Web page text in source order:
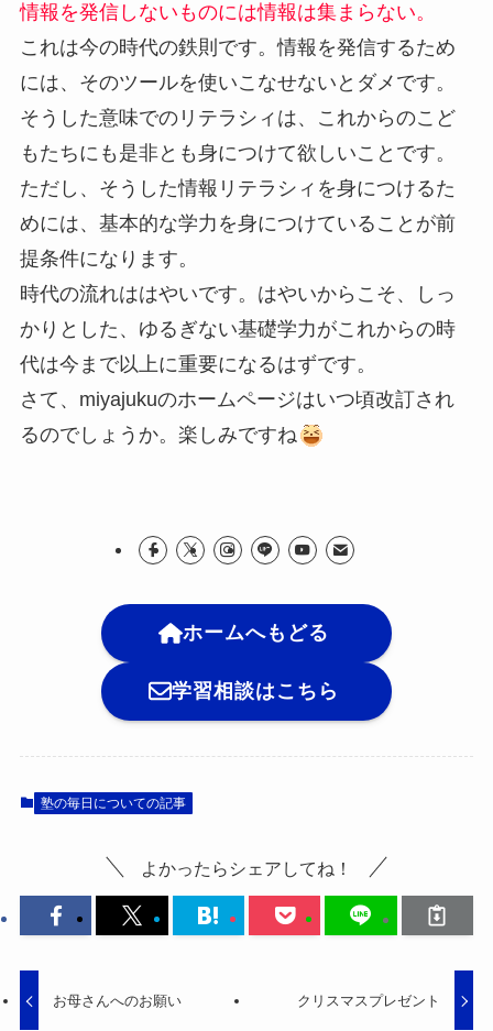
情報を発信しないものには情報は集まらない。
これは今の時代の鉄則です。情報を発信するため
には、そのツールを使いこなせないとダメです。
そうした意味でのリテラシィは、これからのこど
もたちにも是非とも身につけて欲しいことです。
ただし、そうした情報リテラシィを身につけるた
めには、基本的な学力を身につけていることが前
提条件になります。
時代の流れははやいです。はやいからこそ、しっ
かりとした、ゆるぎない基礎学力がこれからの時
代は今まで以上に重要になるはずです。
さて、miyajukuのホームページはいつ頃改訂され
るのでしょうか。楽しみですね
ホームへもどる
学習相談はこちら
塾の毎日についての記事
よかったらシェアしてね！
お母さんへのお願い クリスマスプレゼント